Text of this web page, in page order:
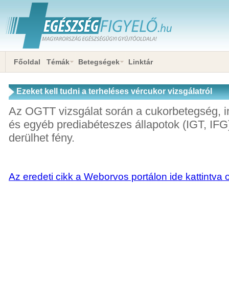
Főoldal Témák Betegségek Linktár
Ezeket kell tudni a terheléses vércukor vizsgálatról
Az OGTT vizsgálat során a cukorbetegség,
és egyéb prediabéteszes állapotok (IGT,
derülhet fény.
Az eredeti cikk a Weborvos portálon ide kattintva